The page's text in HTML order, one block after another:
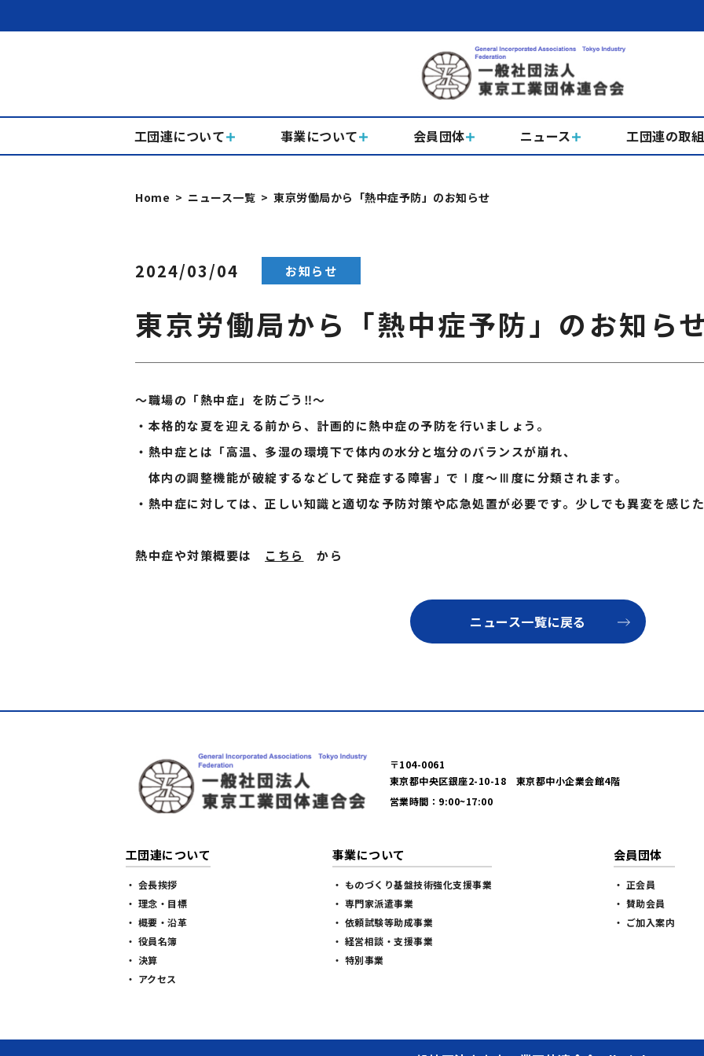
工団連について 事業について 会員団体 ニュース 工団連の取組
Home ニュース一覧 東京労働局から「熱中症予防」のお知らせ
2024/03/04 お知らせ
東京労働局から「熱中症予防」のお知らせ
～職場の「熱中症」を防ごう‼～
・本格的な夏を迎える前から、計画的に熱中症の予防を行いましょう。
・熱中症とは「高温、多湿の環境下で体内の水分と塩分のバランスが崩れ、
体内の調整機能が破綻するなどして発症する障害」でⅠ度～Ⅲ度に分類されます。
・熱中症に対しては、正しい知識と適切な予防対策や応急処置が必要です。少しでも異変を感じ
熱中症や対策概要は こちら から
ニュース一覧に戻る
〒104-0061
東京都中央区銀座2-10-18 東京都中小企業会館4階
営業時間：9:00~17:00
工団連について
・ 会長挨拶
・ 理念・目標
・ 概要・沿革
・ 役員名簿
・ 決算
・ アクセス
事業について
・ ものづくり基盤技術強化支援事業
・ 専門家派遣事業
・ 依頼試験等助成事業
・ 経営相談・支援事業
・ 特別事業
会員団体
・ 正会員
・ 賛助会員
・ ご加入案内